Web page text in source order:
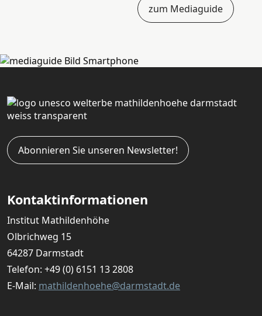
zum Mediaguide
Abonnieren Sie unseren Newsletter!
Kontaktinformationen
Institut Mathildenhöhe
Olbrichweg 15
64287 Darmstadt
Telefon: +49 (0) 6151 13 2808
E-Mail: mathildenhoehe@darmstadt.de